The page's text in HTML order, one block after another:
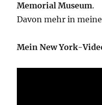
Memorial Museum.
Davon mehr in
Mein New York-